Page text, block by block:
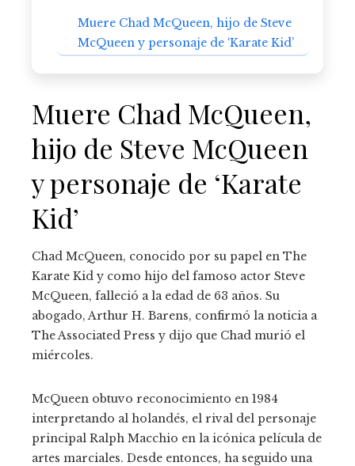
Muere Chad McQueen, hijo de Steve
McQueen y personaje de ‘Karate Kid’
Muere Chad McQueen,
hijo de Steve McQueen
y personaje de ‘Karate
Kid’
Chad McQueen, conocido por su papel en The
Karate Kid y como hijo del famoso actor Steve
McQueen, falleció a la edad de 63 años. Su
abogado, Arthur H. Barens, confirmó la noticia a
The Associated Press y dijo que Chad murió el
miércoles.
McQueen obtuvo reconocimiento en 1984
interpretando al holandés, el rival del personaje
principal Ralph Macchio en la icónica película de
artes marciales. Desde entonces, ha seguido una